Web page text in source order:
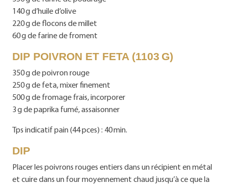
140 g d’huile d’olive
220 g de flocons de millet
60 g de farine de froment
DIP POIVRON ET FETA (1103 G)
350 g de poivron rouge
250 g de feta, mixer finement
500 g de fromage frais, incorporer
3 g de paprika fumé, assaisonner
Tps indicatif pain (44 pces) : 40 min.
DIP
Placer les poivrons rouges entiers dans un récipient en métal
et cuire dans un four moyennement chaud jusqu’à ce que la